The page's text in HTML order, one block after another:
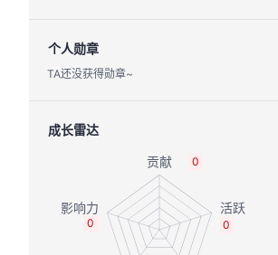
个人勋章
TA还没获得勋章~
成长雷达
0
0
0